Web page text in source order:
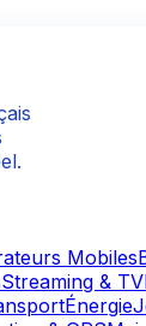
Mobiles
Streaming & TV
Énergie